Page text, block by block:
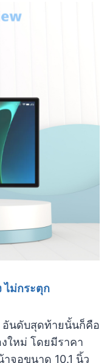
ไม่กระตุก
อันดับสุดท้ายนั้นก็คือ
ใหม่ โดยมีราคา
จอขนาด 10.1 นิ้ว